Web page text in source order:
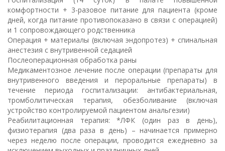
комфортности + 3-разовое питание для пациента (кроме
дней, когда питание противопоказано в связи с операцией)
и 1 сопровождающего родственника
Операция + материалы (включая эндопротез) + спинальная
анестезия с внутривенной седацией
Послеоперационная обработка раны
Медикаментозное лечение после операции (препараты для
внутривенного введения и пероральные препараты) в
течение периода госпитализации: антибактериальная,
тромболитическая терапия, обезболивание (включая
устройство контролируемой пациентом анальгезии)
Реабилитационная терапия: *ЛФК (один раз в день),
физиотерапия (два раза в день) – начинается примерно
через неделю после операции, проводится ежедневно за